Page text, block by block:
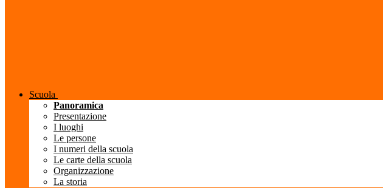
Scuola
Panoramica
Presentazione
I luoghi
Le persone
I numeri della scuola
Le carte della scuola
Organizzazione
La storia